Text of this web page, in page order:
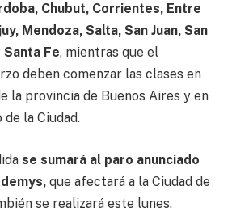
Chubut, Corrientes, Entre
Mendoza, Salta, San Juan, San
Santa Fe, mientras que el
deben comenzar las clases en
la provincia de Buenos Aires y en
la Ciudad.
se sumará al paro anunciado
que afectará a la Ciudad de
se realizará este lunes.